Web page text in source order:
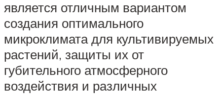
является отличным вариантом
создания оптимального
микроклимата для культивируемых
растений, защиты их от
губительного атмосферного
воздействия и различных